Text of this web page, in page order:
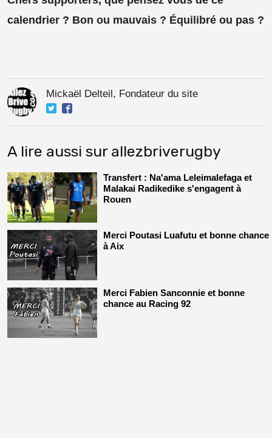
calendrier ? Bon ou mauvais ? Équilibré ou pas ?
Mickaël Delteil, Fondateur du site
A lire aussi sur allezbriverugby
Transfert : Na'ama Leleimalefaga et
Malakai Radikedike s'engagent à
Rouen
Merci Poutasi Luafutu et bonne chance
à Aix
Merci Fabien Sanconnie et bonne
chance au Racing 92